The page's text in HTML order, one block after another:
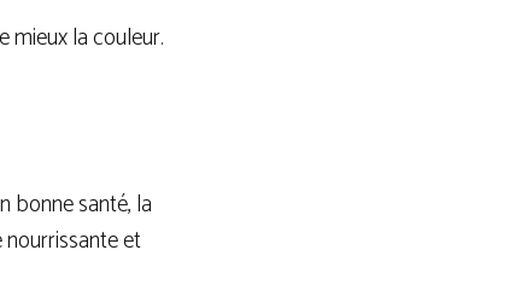
mieux la couleur.
bonne santé, la
et